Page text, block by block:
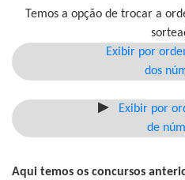
Temos a opção de trocar a
Exibir por
dos
Exibir por
de
Aqui temos os concursos